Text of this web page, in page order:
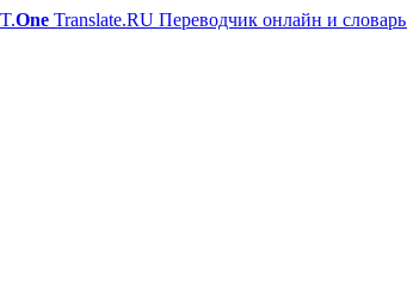
One Translate.RU Переводчик онлайн и словарь